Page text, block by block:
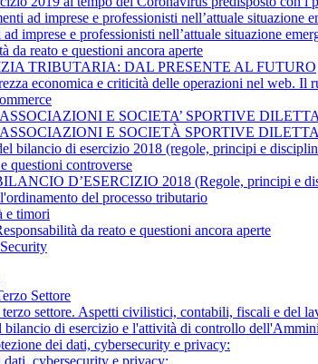
ad imprese e professionisti nell’attuale
imprese e professionisti nell’attuale situazione
da reato e questioni ancora aperte
TRIBUTARIA: DAL PRESENTE AL FUTURO
economica e criticità delle operazioni nel web. Il
E SOCIETA’ SPORTIVE
E SOCIETÀ SPORTIVE
bilancio di esercizio 2018 (regole, principi e
questioni controverse
D’ESERCIZIO 2018 (Regole, principi e
del processo tributario
e timori
da reato e questioni ancora aperte
Settore
settore. Aspetti civilistici, contabili, fiscali e del
di esercizio e l'attività di controllo
dei dati, cybersecurity e privacy:
cybersecurity e privacy: